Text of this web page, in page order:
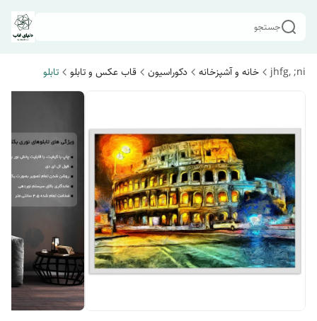
جستجو
jhfg, ;ni خانه و آشپزخانه دکوراسیون قاب عکس و تابلو تابلو